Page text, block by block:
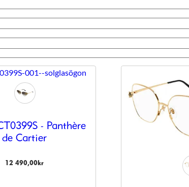
- Panthère
de Cartier
12 490,00kr